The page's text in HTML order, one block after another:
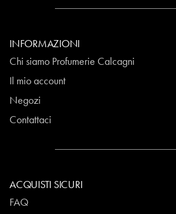
INFORMAZIONI
Chi siamo Profumerie Calcagni
Il mio account
Negozi
Contattaci
ACQUISTI SICURI
FAQ